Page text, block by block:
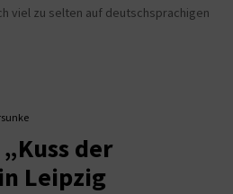
viel zu selten auf deutschsprachigen
der
Leipzig